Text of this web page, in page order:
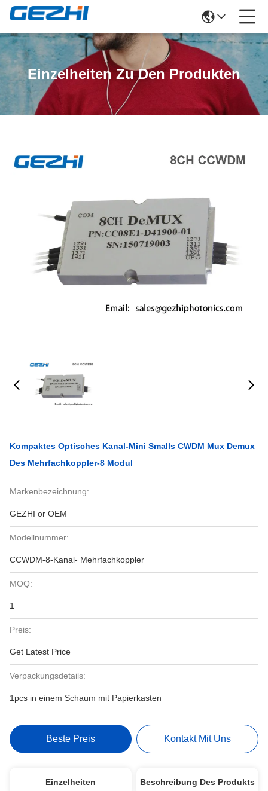
Einzelheiten Zu Den Produkten
Kompaktes Optisches Kanal-Mini Smalls CWDM Mux Demux
Des Mehrfachkoppler-8 Modul
Markenbezeichnung:
GEZHI or OEM
Modellnummer:
CCWDM-8-Kanal- Mehrfachkoppler
MOQ:
1
Preis:
Get Latest Price
Verpackungsdetails:
1pcs in einem Schaum mit Papierkasten
Beste Preis Kontakt Mit Uns
Einzelheiten Beschreibung Des Produkts